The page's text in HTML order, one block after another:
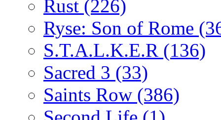
Rust (226)
Ryse: Son of Rome
S.T.A.L.K.E.R (136)
Sacred 3 (33)
Saints Row (386)